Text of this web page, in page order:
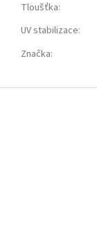
Tloušťka:
UV stabilizace:
Značka: